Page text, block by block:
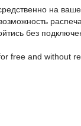
на
без
free and without